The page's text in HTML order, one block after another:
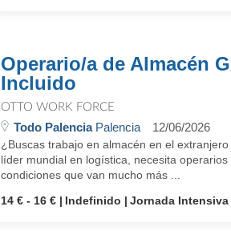
Operario/a de Almacén
Incluido
OTTO WORK FORCE
Todo PalenciaPalencia 12/06/2026
¿Buscas trabajo en almacén en el
líder mundial en logística, necesita
condiciones que van mucho más ...
14 € - 16 €
Indefinido Jornada Intensiva